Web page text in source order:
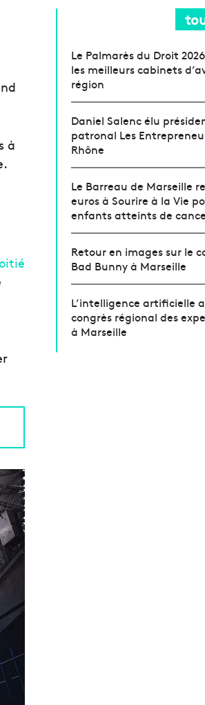
à
Le Palmarès du Droit
les meilleurs cabinets
région
Daniel Salenc élu
patronal Les
Rhône
Le Barreau de Marseille
euros à Sourire à la Vie
enfants atteints de
Retour en images sur le
Bad Bunny à Marseille
L’intelligence artificielle
congrès régional des
à Marseille